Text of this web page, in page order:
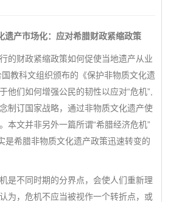
遗产市场化：应对希腊财政紧缩政策
财政紧缩政策如何促使当地遗产从业
教科文组织颁布的《保护非物质文化遗
他们如何增强公民的韧性以应对“危机”,
制订国家战略，通过非物质文化遗产使
本文并非另外一篇所谓“希腊经济危机”
是希腊非物质文化遗产政策迅速转变的
不同时期的分界点，会使人们重新理
为，危机不应当被视作一个转折点，或